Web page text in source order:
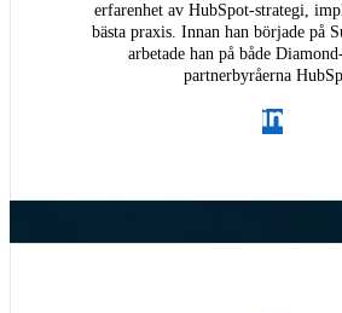
erfarenhet av HubSpot-strategi,
bästa praxis. Innan han började på
arbetade han på både
partnerbyråerna